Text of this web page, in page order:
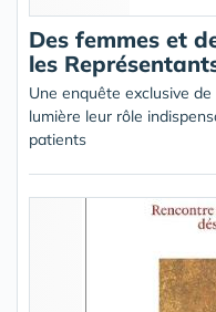
Des femmes et
les
Une enquête exclusive
lumière leur rôle
patients